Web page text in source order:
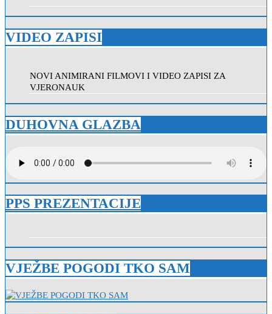
VIDEO ZAPISI
NOVI ANIMIRANI FILMOVI I VIDEO ZAPISI ZA
VJERONAUK
DUHOVNA GLAZBA
PPS PREZENTACIJE
VJEŽBE POGODI TKO SAM